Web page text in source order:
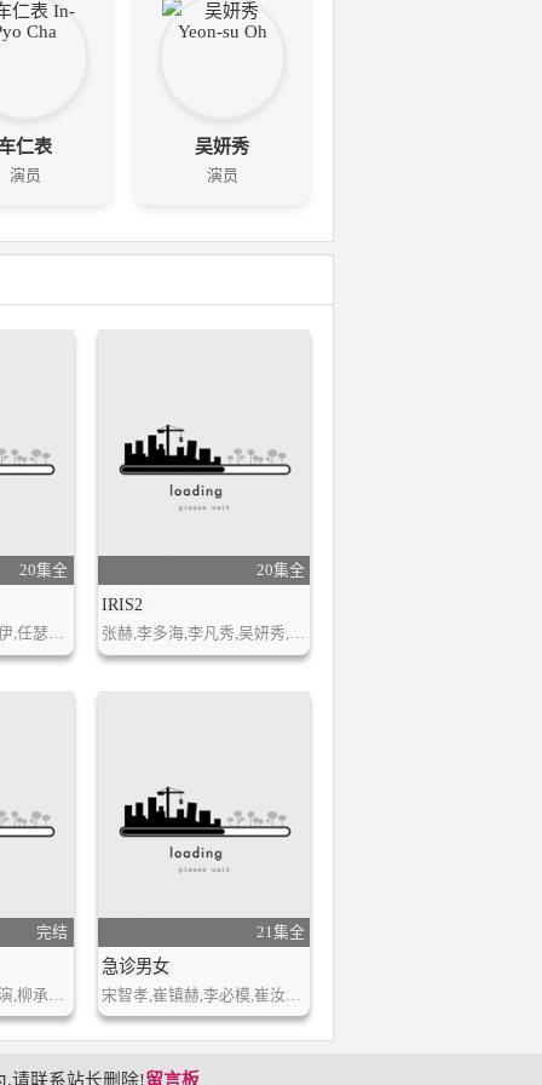
仁表
演员
吴妍秀
演员
20集全
宋智孝,李栋旭,尹贞伊,任瑟雍,尹珍依,宋钟浩,姜星,权贤相,金亨范,徐东贤,金美京
20集全
IRIS2
张赫,李多海,李凡秀,吴妍秀,林秀香,尹斗俊,李准
完结 21集全
急诊男女
宋智孝,崔镇赫,李必模,崔汝真,尹仲勋
请联系站长删除!留言板